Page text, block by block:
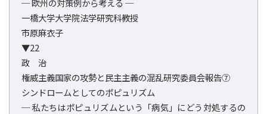
─ 欧州の対策例から考える ─
一橋大学大学院法学研究科教授
市原麻衣子
▼22
政 治
権威主義国家の攻勢と民主主義の混乱研究委員会報告⑦
シンドロームとしてのポピュリズム
─ 私たちはポピュリズムという「病気」にどう対処するの